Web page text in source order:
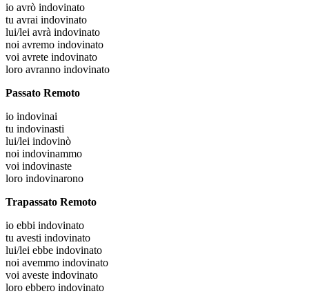
io avrò indovinato
tu avrai indovinato
lui/lei avrà indovinato
noi avremo indovinato
voi avrete indovinato
loro avranno indovinato
Passato Remoto
io indovinai
tu indovinasti
lui/lei indovinò
noi indovinammo
voi indovinaste
loro indovinarono
Trapassato Remoto
io ebbi indovinato
tu avesti indovinato
lui/lei ebbe indovinato
noi avemmo indovinato
voi aveste indovinato
loro ebbero indovinato